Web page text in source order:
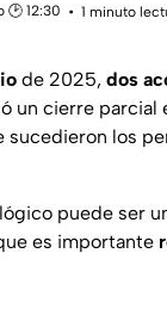
🕑 12:30
1 minuto
de 2025, dos
un cierre parcial
los
puede ser
es importante